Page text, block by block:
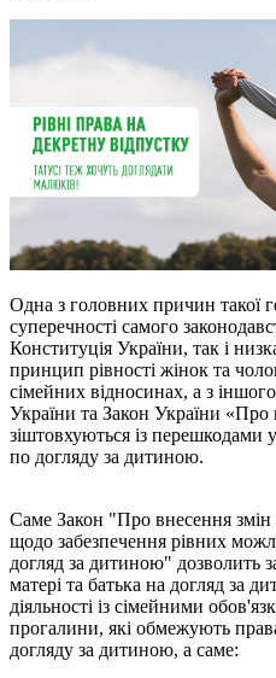
Одна з головних причин такої
суперечності самого
Конституція України, так і
принцип рівності жінок та
сімейних відносинах, а з
України та Закон України «Про
зіштовхуються із перешкодами
по догляду за дитиною.
Саме Закон "Про внесення змін
щодо забезпечення рівних
догляд за дитиною" дозволить
матері та батька на догляд за
діяльності із сімейними
прогалини, які обмежують
догляду за дитиною, а саме: